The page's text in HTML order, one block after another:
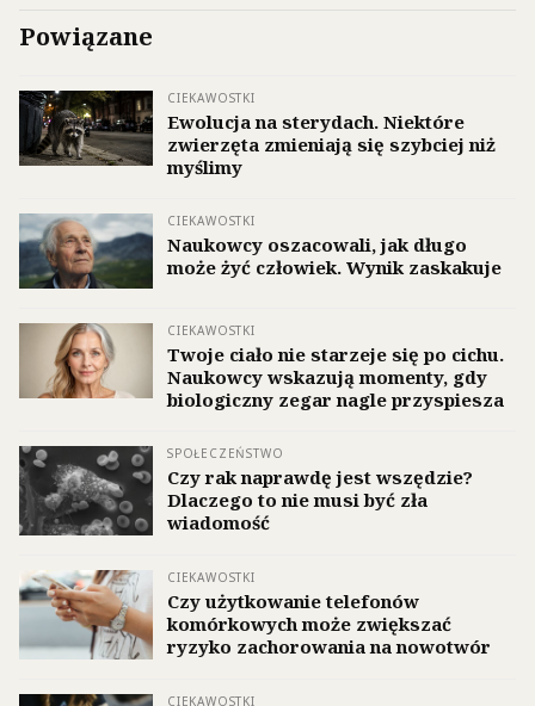
Powiązane
CIEKAWOSTKI
Ewolucja na sterydach. Niektóre
zwierzęta zmieniają się szybciej niż
myślimy
CIEKAWOSTKI
Naukowcy oszacowali, jak długo
może żyć człowiek. Wynik zaskakuje
CIEKAWOSTKI
Twoje ciało nie starzeje się po cichu.
Naukowcy wskazują momenty, gdy
biologiczny zegar nagle przyspiesza
SPOŁECZEŃSTWO
Czy rak naprawdę jest wszędzie?
Dlaczego to nie musi być zła
wiadomość
CIEKAWOSTKI
Czy użytkowanie telefonów
komórkowych może zwiększać
ryzyko zachorowania na nowotwór
CIEKAWOSTKI